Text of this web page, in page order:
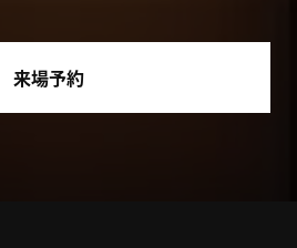
来場予約